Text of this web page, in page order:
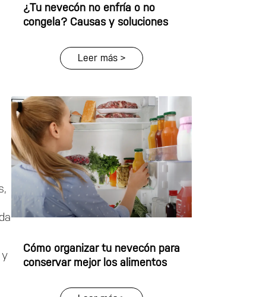
¿Tu nevecón no enfría o no
congela? Causas y soluciones
Leer más >
Cómo organizar tu nevecón para
conservar mejor los alimentos